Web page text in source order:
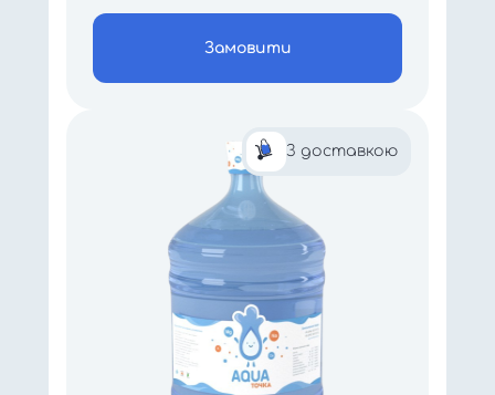
Замовити
З доставкою